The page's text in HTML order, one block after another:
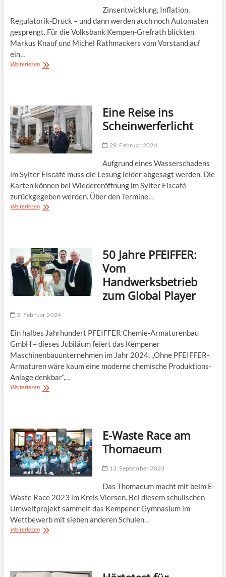
Zinsentwicklung, Inflation,
Regulatorik-Druck – und dann werden auch noch Automaten
gesprengt. Für die Volksbank Kempen-Grefrath blickten
Markus Knauf und Michel Rathmackers vom Vorstand auf
ein…
WeiterlesenNach
der
Innovation
Eine Reise ins
Scheinwerferlicht
29. Februar 2024
Aufgrund eines Wasserschadens
im Sylter Eiscafé muss die Lesung leider abgesagt werden. Die
Karten können bei Wiedereröffnung im Sylter Eiscafé
zurückgegeben werden. Über den Termine…
WeiterlesenEine
50 Jahre PFEIFFER:
Vom
Handwerksbetrieb
zum Global Player
2. Februar 2024
Ein halbes Jahrhundert PFEIFFER Chemie-Armaturenbau
GmbH – dieses Jubiläum feiert das Kempener
Maschinenbauunternehmen im Jahr 2024. „Ohne PFEIFFER-
Armaturen wäre kaum eine moderne chemische Produktions-
Anlage denkbar“,…
Weiterlesen50
zum
Global
Player
E-Waste Race am
Thomaeum
13. September 2023
Das Thomaeum macht mit beim E-
Waste Race 2023 im Kreis Viersen. Bei diesem schulischen
Umweltprojekt sammelt das Kempener Gymnasium im
Wettbewerb mit sieben anderen Schulen…
WeiterlesenE-